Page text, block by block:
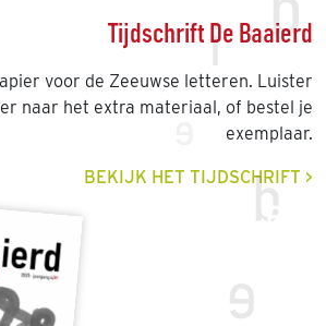
Tijdschrift De Baaierd
voor de Zeeuwse letteren. Luister
naar het extra materiaal, of bestel je
exemplaar.
BEKIJK HET TIJDSCHRIFT >